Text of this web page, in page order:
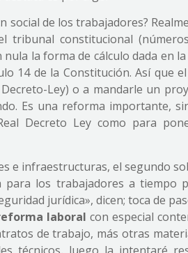
social de los trabajadores?
constitucional
la forma de cálculo dada en
14 de la Constitución. Así que
Ley) o a mandarle un
Es una reforma importante,
Decreto Ley como para
e infraestructuras, el segundo
los trabajadores a tiempo
jurídica», dicen; toca de
laboral con especial
de trabajo, más otras